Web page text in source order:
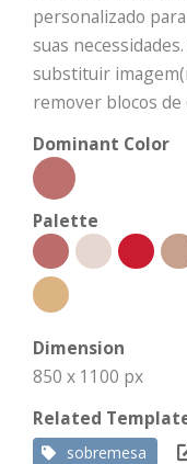
personalizado
suas
substituir
remover blocos
Dominant Color
Palette
Dimension
850 x 1100 px
Related
sobremesa